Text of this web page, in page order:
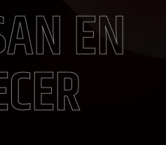
EN